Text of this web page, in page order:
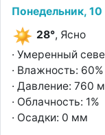
Понедельник,
28°, Ясно
· Умеренный
· Влажность: 60%
· Давление: 760
· Облачность: 1%
· Осадки: 0 мм